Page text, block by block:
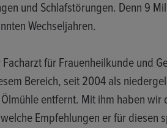
und Schlafstörungen. Denn 9
Wechseljahren.
für Frauenheilkunde und
Bereich, seit 2004 als
entfernt. Mit ihm haben
Empfehlungen er für diesen